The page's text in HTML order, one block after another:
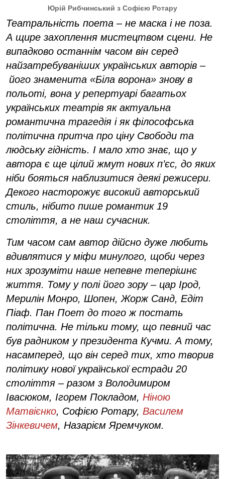
Юрій Рибчинський з Софією Ротару
Театральність поета – не маска і не поза.
А щире захоплення мистецтвом сцени. Не
випадково останнім часом він серед
найзатребуваніших українських авторів –
його знаменита «Біла ворона» знову в
польоті, вона у репертуарі багатьох
українських театрів як актуальна
романтична трагедія і як філософська
політична притча про ціну Свободи та
людську гідність. І мало хто знає, що у
автора є ще цілий жмут нових п’єс, до яких
ніби бояться наблизитися деякі режисери.
Декого насторожує високий авторський
стиль, нібито пише романтик 19
століття, а не наш сучасник.
Тим часом сам автор дійсно дуже любить
вдивлятися у міфи минулого, щоби через
них зрозуміти наше непевне теперішнє
життя. Тому у полі його зору – цар Ірод,
Мерилін Монро, Шопен, Жорж Санд, Едіт
Піаф. Пан Поет до того ж постать
політична. Не тільки тому, що певний час
був радником у президента Кучми. А тому,
насамперед, що він серед тих, хто творив
політику нової української естради 20
століття – разом з Володимиром
Івасюком, Ігорем Покладом, Ніною
Матвієнко, Софією Ротару, Василем
Зінкевичем, Назарієм Яремчуком.